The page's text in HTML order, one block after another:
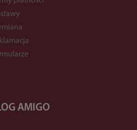
AMIGO